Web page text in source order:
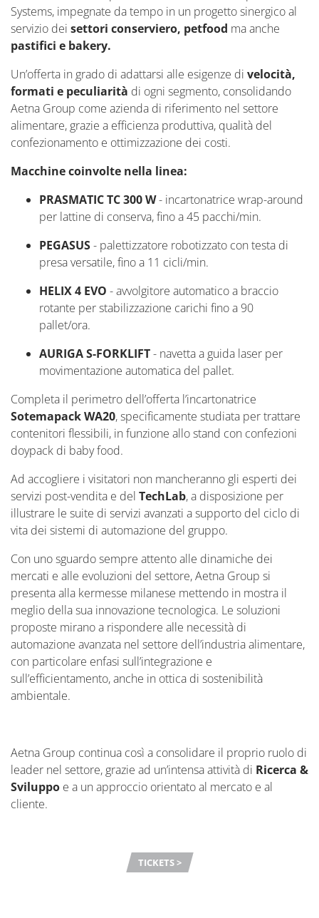
Systems, impegnate da tempo in un progetto sinergico al
servizio dei settori conserviero, petfood ma anche
pastifici e bakery.
Un’offerta in grado di adattarsi alle esigenze di velocità,
formati e peculiarità di ogni segmento, consolidando
Aetna Group come azienda di riferimento nel settore
alimentare, grazie a efficienza produttiva, qualità del
confezionamento e ottimizzazione dei costi.
Macchine coinvolte nella linea:
PRASMATIC TC 300 W- incartonatrice wrap-around
per lattine di conserva, fino a 45 pacchi/min.
PEGASUS- palettizzatore robotizzato con testa di
presa versatile, fino a 11 cicli/min.
HELIX 4 EVO -avvolgitore automatico a braccio
rotante per stabilizzazione carichi fino a 90
pallet/ora.
AURIGA S-FORKLIFT- navetta a guida laser per
movimentazione automatica del pallet.
Completa il perimetro dell’offerta l’incartonatrice
SotemapackWA20,specificamente studiata per trattare
contenitori flessibili, in funzione allo stand con confezioni
doypack di baby food.
Ad accogliere i visitatori non mancheranno gli esperti dei
servizi post-vendita e del TechLab, a disposizione per
illustrare le suite di servizi avanzati a supporto del ciclo di
vita dei sistemi di automazione del gruppo.
Con uno sguardo sempre attento alle dinamiche dei
mercati e alle evoluzioni del settore, Aetna Group si
presenta alla kermesse milanese mettendo in mostra il
meglio della sua innovazione tecnologica. Le soluzioni
proposte mirano a rispondere alle necessità di
automazione avanzata nel settore dell’industria alimentare,
con particolare enfasi sull’integrazione e
sull’efficientamento, anche in ottica di sostenibilità
ambientale.
Aetna Group continua così a consolidare il proprio ruolo di
leader nel settore, grazie ad un’intensa attività di Ricerca &
Sviluppo e a un approccio orientato al mercato e al
cliente.
TICKETS >